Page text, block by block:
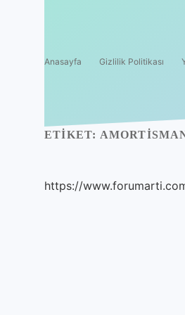
Anasayfa Gizlilik Politikası
ETIKET:
https://